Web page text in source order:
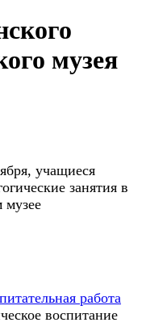
музея
учащиеся
занятия в
музее
работа
воспитание